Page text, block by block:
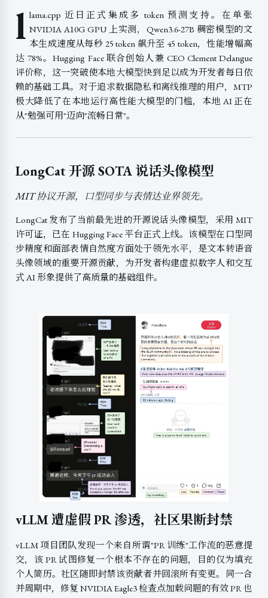
l lama.cpp 近日正式集成多 token 预测支持。在单张
NVIDIA A10G GPU 上实测，Qwen3.6-27B 稠密模型的文
本生成速度从每秒 25 token 飙升至 45 token，性能增幅高
达 78%。Hugging Face 联合创始人兼 CEO Clement Delangue
评价称，这一突破使本地大模型快到足以成为开发者每日依
赖的基础工具。对于追求数据隐私和离线推理的用户，MTP
极大降低了在本地运行高性能大模型的门槛，本地 AI 正在
从"勉强可用"迈向"流畅日常"。
LongCat 开源 SOTA 说话头像模型
MIT 协议开源，口型同步与表情达业界领先。
LongCat 发布了当前最先进的开源说话头像模型，采用 MIT
许可证，已在 Hugging Face 平台正式上线。该模型在口型同
步精度和面部表情自然度方面处于领先水平，是文本转语音
头像领域的重要开源贡献，为开发者构建虚拟数字人和交互
式 AI 形象提供了高质量的基础组件。
vLLM 遭虚假 PR 渗透，社区果断封禁
vLLM 项目团队发现一个来自所谓"PR 训练"工作流的恶意提
交，该 PR 试图修复一个根本不存在的问题，目的仅为填充
个人简历。社区随即封禁该贡献者并回滚所有变更。同一合
并周期中，修复 NVIDIA Eagle3 检查点加载问题的有效 PR 也